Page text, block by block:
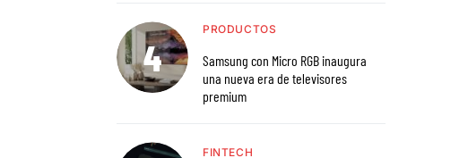
PRODUCTOS
Samsung con Micro RGB inaugura
una nueva era de televisores
premium
FINTECH